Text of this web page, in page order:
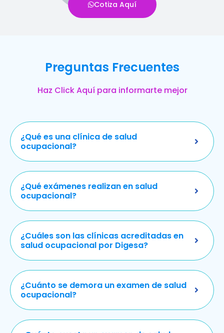
Cotiza Aquí
Preguntas Frecuentes
Haz Click Aquí para informarte mejor
¿Qué es una clínica de salud
ocupacional?
¿Qué exámenes realizan en salud
ocupacional?
¿Cuáles son las clínicas acreditadas en
salud ocupacional por Digesa?
¿Cuánto se demora un examen de salud
ocupacional?